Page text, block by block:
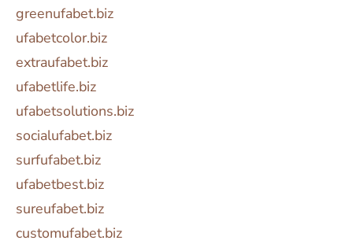
greenufabet.biz
ufabetcolor.biz
extraufabet.biz
ufabetlife.biz
ufabetsolutions.biz
socialufabet.biz
surfufabet.biz
ufabetbest.biz
sureufabet.biz
customufabet.biz